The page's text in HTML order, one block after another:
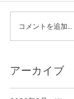
コメントを追加…
アーカイブ